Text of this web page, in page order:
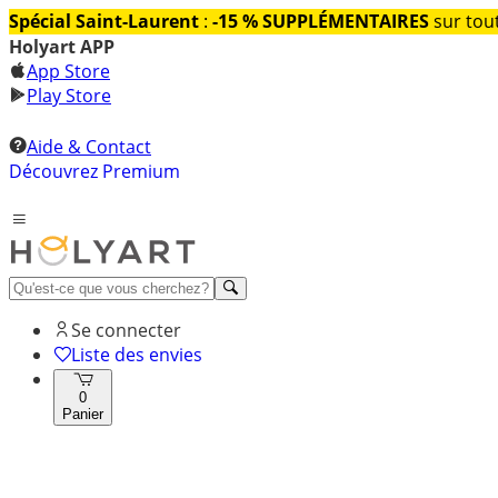
Spécial Saint-Laurent : -15 % SUPPLÉMENTAIRESsur
Holyart APP
App Store
Play Store
Aide & Contact
Découvrez Premium
Se connecter
Liste des envies
0
Panier